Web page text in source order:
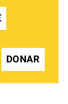
DONAR